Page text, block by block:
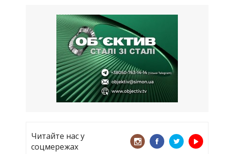
23.09.2025
Лікарі назвали спрей для носа, що
допоможе запобігти COVID-19 –
CNN
12.09.2025
Читайте нас у
соцмережах